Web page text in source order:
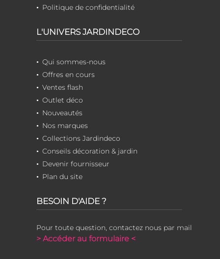
Politique de confidentialité
L'UNIVERS JARDINDECO
Qui sommes-nous
Offres en cours
Ventes flash
Outlet déco
Nouveautés
Nos marques
Collections Jardindeco
Conseils décoration & jardin
Devenir fournisseur
Plan du site
BESOIN D'AIDE ?
Pour toute question, contactez nous par mail
> Accéder au formulaire <